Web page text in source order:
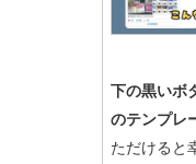
下の黒いボ
のテンプレ
ただけると